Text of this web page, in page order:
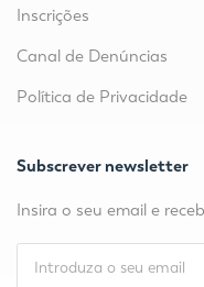
Inscrições
Canal de Denúncias
Política de Privacidade
Subscrever newsletter
Insira o seu email e